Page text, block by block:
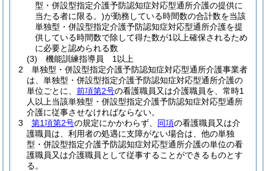
型・併設型指定介護予防認知症対応型通所介護の提供に
当たる者に限る。)が勤務している時間数の合計数を当該
単独型・併設型指定介護予防認知症対応型通所介護を提
供している時間数で除して得た数が1以上確保されるため
に必要と認められる数
(3)
機能訓練指導員 1以上
2
単独型・併設型指定介護予防認知症対応型通所介護事業者
は、単独型・併設型指定介護予防認知症対応型通所介護の
単位ごとに、 前項第2号の看護職員又は介護職員を、常時1
人以上当該単独型・併設型指定介護予防認知症対応型通所
介護に従事させなければならない。
3
第1項第2号の規定にかかわらず、 同項の看護職員又は介
護職員は、利用者の処遇に支障がない場合は、他の単独
型・併設型指定介護予防認知症対応型通所介護の単位の看
護職員又は介護職員として従事することができるものとす
る。